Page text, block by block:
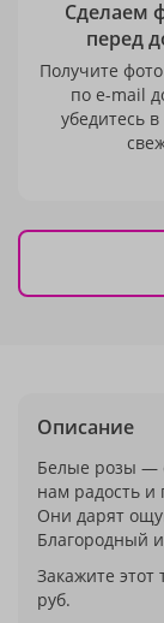
Сделаем
перед
Получите фото
по e-mail
убедитесь
Описание
Белые розы —
нам радость и
Они дарят
Благородный
Закажите этот
руб.